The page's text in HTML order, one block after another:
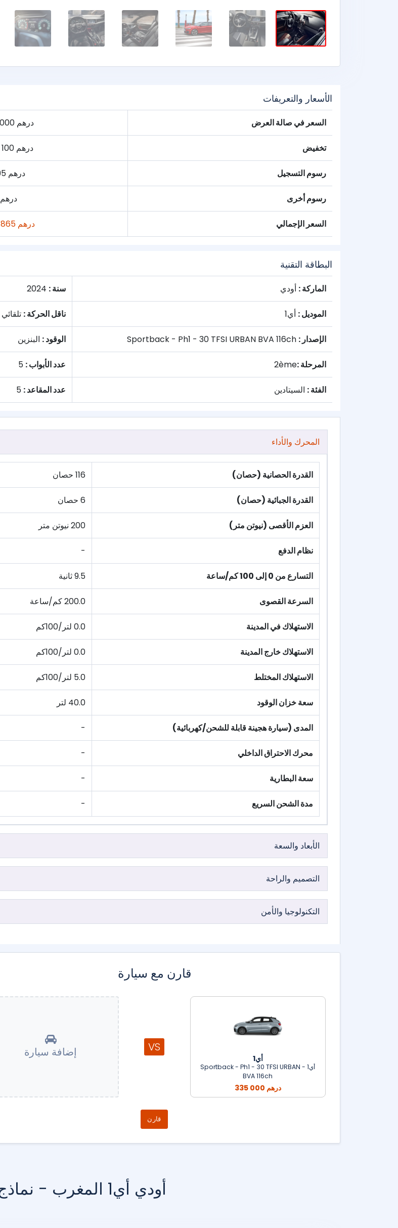
الأسعار والتعريفات
السعر في صالة العرض 335 000 درهم
تخفيض - 35 100 درهم
رسوم التسجيل 4 605 درهم
رسوم أخرى 360 درهم
السعر الإجمالي 304 865 درهم
البطاقة التقنية
الماركة : أودي سنة :
الموديل : أي1 ناقل الحركة : تلقائي
الإصدار : الوقود : البنزين
المرحلة :2ème عدد الأبواب :
الفئة : السيتادين عدد المقاعد :
المحرك والأداء
القدرة الحصانية (حصان) 116 حصان
القدرة الجبائية (حصان) 6 حصان
العزم الأقصى (نيوتن متر) 200 نيوتن متر
نظام الدفع -
التسارع من 0 إلى 100 كم/ساعة 9.5 ثانية
السرعة القصوى 200.0 كم/ساعة
الاستهلاك في المدينة 0.0 لتر/100كم
الاستهلاك خارج المدينة 0.0 لتر/100كم
الاستهلاك المختلط 5.0 لتر/100كم
سعة خزان الوقود 40.0 لتر
المدى (سيارة هجينة قابلة للشحن/كهربائية) -
محرك الاحتراق الداخلي -
سعة البطارية -
مدة الشحن السريع -
الأبعاد والسعة
التصميم والراحة
التكنولوجيا والأمن
قارن مع سيارة
أي1
أي1 - Sportback - Ph1 - 30 TFSI URBAN
BVA 116ch
335 000 درهم
VS إضافة سيارة
قارن
أودي أي1 المغرب - نماذج مماثلة